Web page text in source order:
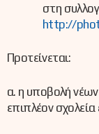
στη
http://
Προτείνεται:
α. η υποβολή
επιπλέον